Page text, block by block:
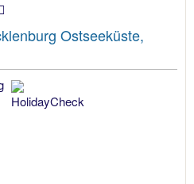
Ostseeküste,